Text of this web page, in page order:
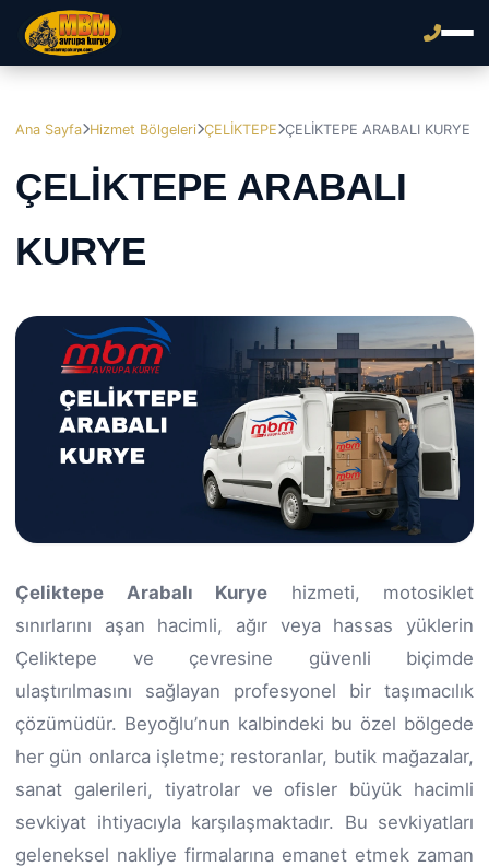
Ana Sayfa Hizmet Bölgeleri ÇELİKTEPE ÇELİKTEPE ARABALI KURYE
ÇELİKTEPE ARABALI
KURYE
Çeliktepe Arabalı Kurye hizmeti, motosiklet
sınırlarını aşan hacimli, ağır veya hassas yüklerin
Çeliktepe ve çevresine güvenli biçimde
ulaştırılmasını sağlayan profesyonel bir taşımacılık
çözümüdür. Beyoğlu’nun kalbindeki bu özel bölgede
her gün onlarca işletme; restoranlar, butik mağazalar,
sanat galerileri, tiyatrolar ve ofisler büyük hacimli
sevkiyat ihtiyacıyla karşılaşmaktadır. Bu sevkiyatları
geleneksel nakliye firmalarına emanet etmek zaman